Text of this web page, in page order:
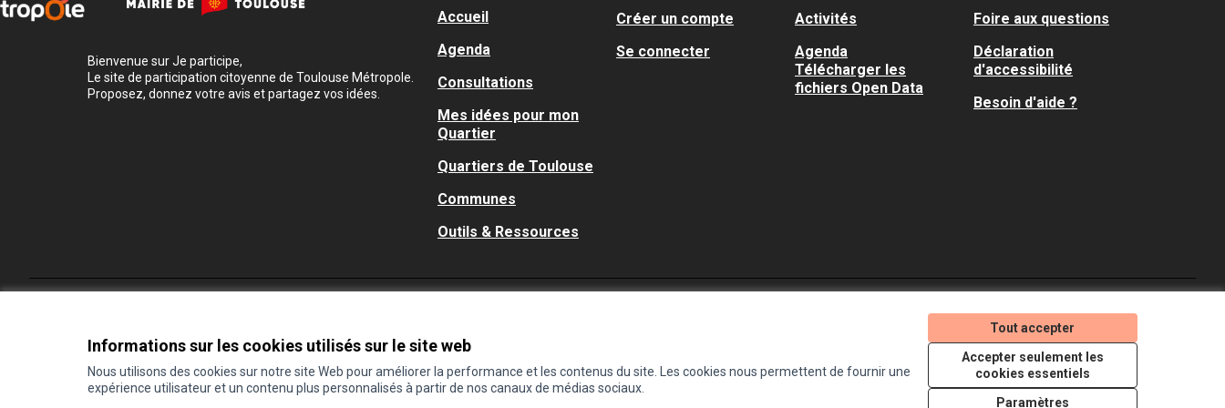
Informations sur les cookies utilisés sur le site web
Nous utilisons des cookies sur notre site Web pour améliorer la performance et les contenus du site. Les cookies nous permettent de fournir une
expérience utilisateur et un contenu plus personnalisés à partir de nos canaux de médias sociaux.
Tout accepter
Accepter seulement les
cookies essentiels
Paramètres
Bienvenue sur Je participe,
Le site de participation citoyenne de Toulouse Métropole.
Proposez, donnez votre avis et partagez vos idées.
Accueil
Agenda
Consultations
Mes idées pour mon
Quartier
Quartiers de Toulouse
Communes
Outils & Ressources
Créer un compte
Se connecter
Activités
Agenda
Télécharger les
fichiers Open Data
Foire aux questions
Déclaration
d'accessibilité
Besoin d'aide ?
(Lien externe)
(Lien externe)
(Lien externe)
Licence Creative
(Lien externe)